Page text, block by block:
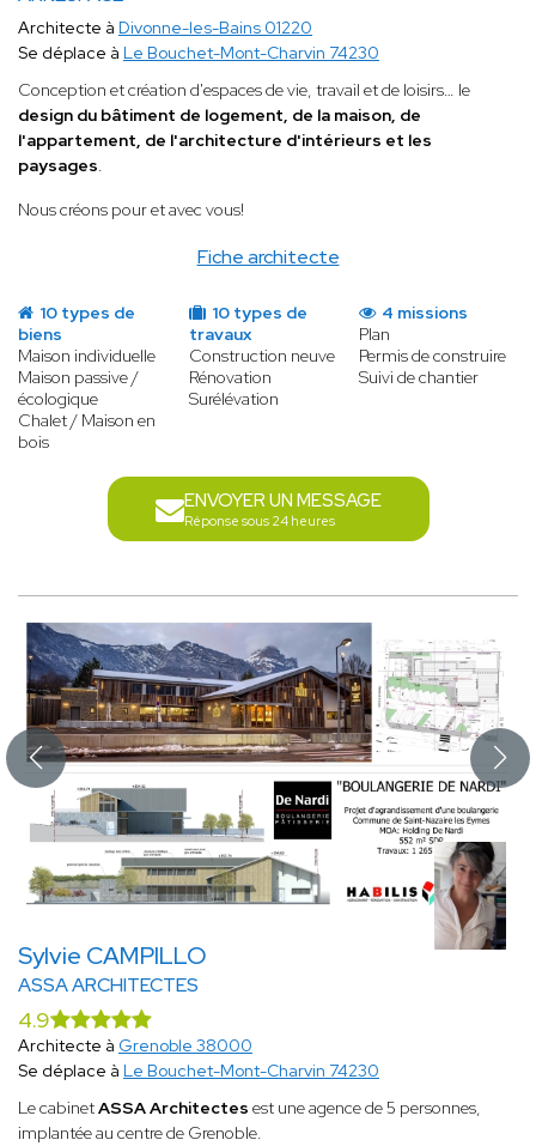
Fiche architecte
Architecte à Divonne-les-Bains 01220
Se déplace à Le Bouchet-Mont-Charvin 74230
Conception et création d'espaces de vie, travail et de loisirs… le
design du bâtiment de logement, de la maison, de
l'appartement, de l'architecture d'intérieurs et les
paysages.
Nous créons pour et avec vous!
10 types de
biens
Maison individuelle
Maison passive /
écologique
Chalet / Maison en
bois
10 types de
travaux
Construction neuve
Rénovation
Surélévation
4 missions
Plan
Permis de construire
Suivi de chantier
ENVOYER UN MESSAGE
Réponse sous 24 heures
Sylvie CAMPILLO
ASSA ARCHITECTES
4.9
Architecte à Grenoble 38000
Se déplace à Le Bouchet-Mont-Charvin 74230
Le cabinetASSA Architectes est une agence de 5 personnes,
implantée au centre de Grenoble.